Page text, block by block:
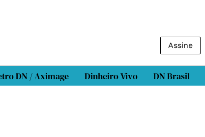
Assine
DN / Aximage Dinheiro Vivo DN Brasil